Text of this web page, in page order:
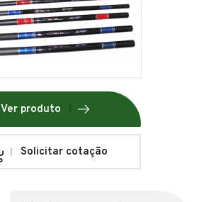
Ver produto
Solicitar cotação